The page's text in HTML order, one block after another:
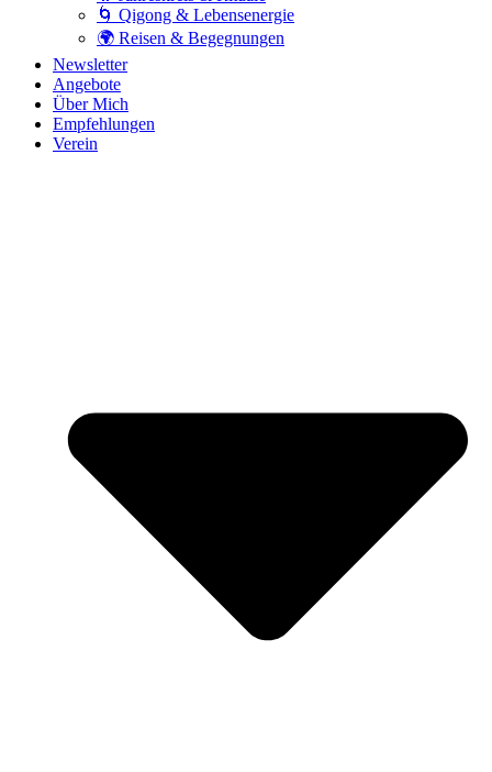
🌀 Qigong & Lebensenergie
🌍 Reisen & Begegnungen
Newsletter
Angebote
Über Mich
Empfehlungen
Verein